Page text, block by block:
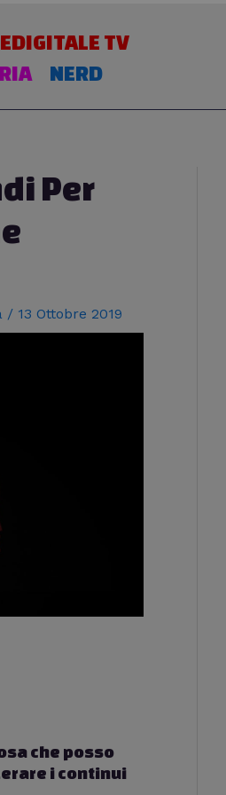
TV
NERD
Per
/ 13 Ottobre 2019
che posso
i continui